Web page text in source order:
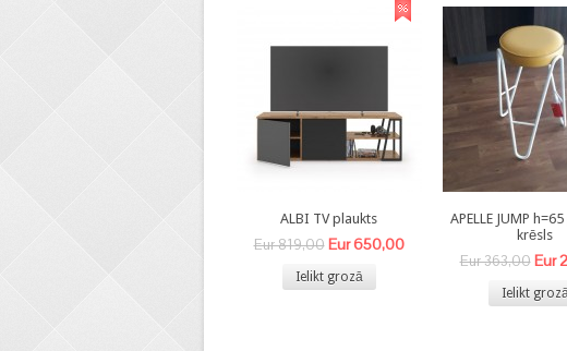
ALBI TV plaukts
Eur 819,00 Eur 650,00
Ielikt grozā
APELLE JUMP
krēsls
Eur 363,00 Eur
Ielikt grozā